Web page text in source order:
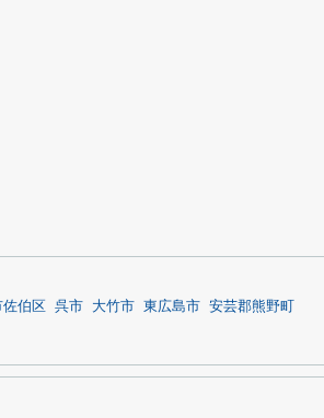
伯区 呉市 大竹市 東広島市 安芸郡熊野町